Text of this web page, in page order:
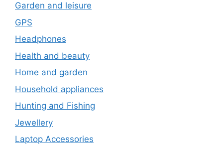
Garden and leisure
GPS
Headphones
Health and beauty
Home and garden
Household appliances
Hunting and Fishing
Jewellery
Laptop Accessories